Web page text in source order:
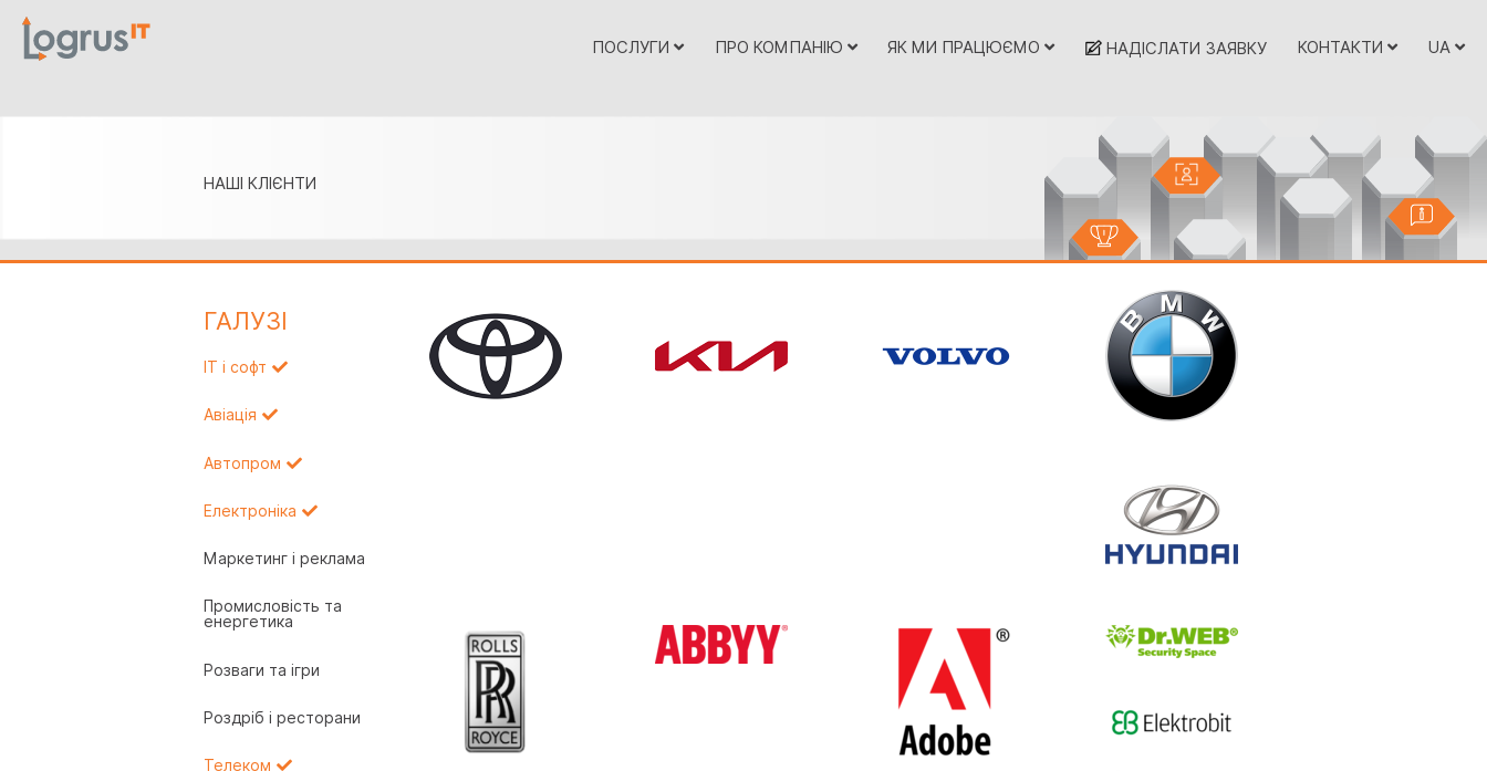
ПОСЛУГИ ПРО КОМПАНІЮ ЯК МИ ПРАЦЮЄМО НАДІСЛАТИ ЗАЯВКУ КОНТАКТИ UA
НАШІ КЛІЄНТИ
ГАЛУЗI
IT і софт
Авіація
Автопром
Електроніка
Маркетинг і реклама
Промисловість та
енергетика
Розваги та ігри
Роздріб і ресторани
Телеком